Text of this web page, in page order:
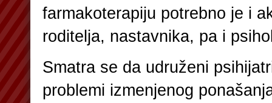
farmakoterapiju potrebno je i
roditelja, nastavnika, pa i
Smatra se da udruženi
problemi izmenjenog